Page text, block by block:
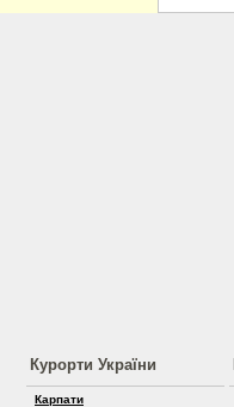
Курорти України
Карпати